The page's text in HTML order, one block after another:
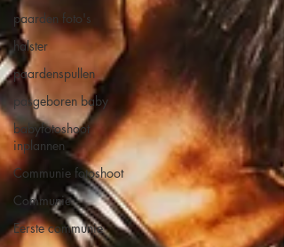
paarden foto's
halster
paardenspullen
pasgeboren baby
babyfotoshoot
inplannen
Communie fotoshoot
Communie
Eerste communie